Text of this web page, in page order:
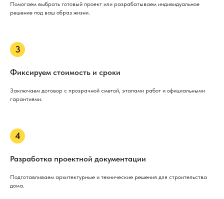
Помогаем выбрать готовый проект или разрабатываем индивидуальное
решение под ваш образ жизни.
Фиксируем стоимость и сроки
Заключаем договор с прозрачной сметой, этапами работ и официальными
гарантиями.
Разработка проектной документации
Подготавливаем архитектурные и технические решения для строительства
дома.